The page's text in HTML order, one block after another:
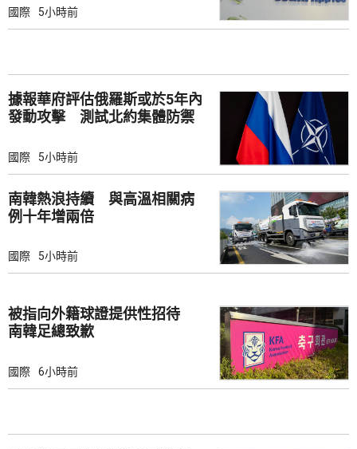
國際 5小時前
據報華府評估俄羅斯或於5年內
發動攻擊 測試北約集體防禦
國際 5小時前
南韓熱浪持續 與高溫相關病
例十年增兩倍
國際 5小時前
被指向外籍球證提供性招待
南韓足總致歉
國際 6小時前